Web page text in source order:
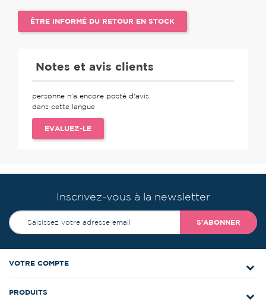
ÊTRE INFORMÉ DU RETOUR EN STOCK
Notes et avis clients
personne n'a encore posté d'avis
dans cette langue
EVALUEZ-LE
Inscrivez-vous à la newsletter
S’ABONNER
VOTRE COMPTE
PRODUITS